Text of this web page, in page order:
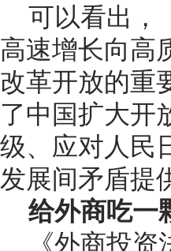
可以看出，
高速增长向高
改革开放的重
了中国扩大开
级、应对人民
发展间矛盾提
给外商吃一
《外商投